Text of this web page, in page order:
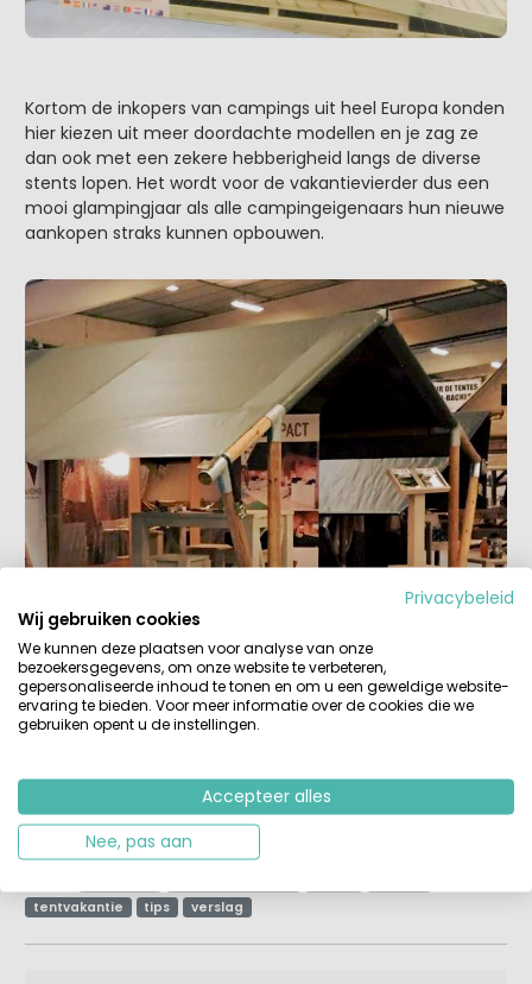
Kortom de inkopers van campings uit heel Europa konden
hier kiezen uit meer doordachte modellen en je zag ze
dan ook met een zekere hebberigheid langs de diverse
stents lopen. Het wordt voor de vakantievierder dus een
mooi glampingjaar als alle campingeigenaars hun nieuwe
aankopen straks kunnen opbouwen.
Zet voor 2018 al vast deze vakantiebeurs op 6,7 en 8
mee te kunnen smullen van alle innovaties, snufjes en
bijzondere accommodaties op kampeergebied.
tentvakantie
tips verslag
Privacybeleid
Wij gebruiken cookies
We kunnen deze plaatsen voor analyse van onze
bezoekersgegevens, om onze website te verbeteren,
gepersonaliseerde inhoud te tonen en om u een geweldige website-
ervaring te bieden. Voor meer informatie over de cookies die we
gebruiken opent u de instellingen.
Accepteer alles
Nee, pas aan